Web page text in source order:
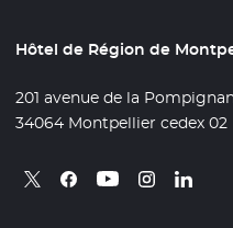
Hôtel de Région de
201 avenue de la
34064 Montpellier cedex 02
Retrouvez nous sur X
- Nouvelle fenêtre
Retrouvez nous sur
- Nouvelle fenêtre
Retrouvez nous
- Nouvelle
Retrouvez
- -